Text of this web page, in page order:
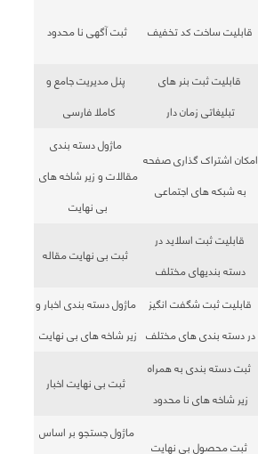
قابلیت ساخت کد تخفیف ثبت آگهی نا محدود
قابلیت ثبت بنر های
تبلیغاتی زمان دار
پنل مدیریت جامع و
کاملا فارسی
امکان اشتراک گذاری صفحه
به شبکه های اجتماعی
ماژول دسته بندی
مقالات و زیر شاخه های
بی نهایت
قابلیت ثبت اسلاید در
دسته بندیهای مختلف
ثبت بی نهایت مقاله
قابلیت ثبت شگفت انگیز
در دسته بندی های مختلف
ماژول دسته بندی اخبار و
زیر شاخه های بی نهایت
ثبت دسته بندی به همراه
زیر شاخه های نا محدود
ثبت بی نهایت اخبار
ثبت محصول بی نهایت
ماژول جستجو بر اساس